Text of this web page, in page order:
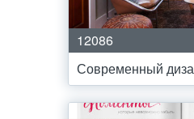
12086
Современный